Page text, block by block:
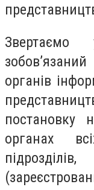
Звертаємо
органів
постановку
органах